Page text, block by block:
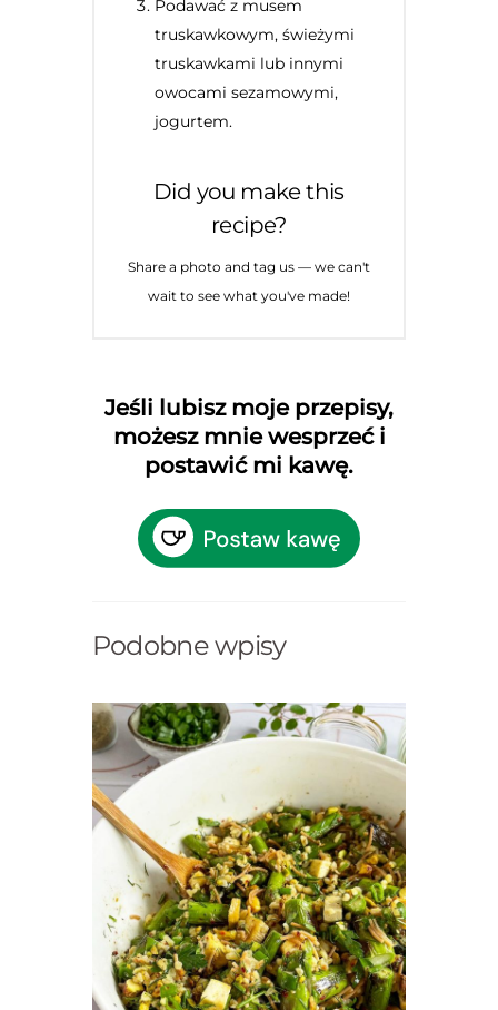
Podawać z musem
truskawkowym, świeżymi
truskawkami lub innymi
owocami sezamowymi,
jogurtem.
Did you make this
recipe?
Share a photo and tag us — we can't
wait to see what you've made!
Jeśli lubisz moje przepisy,
możesz mnie wesprzeć i
postawić mi kawę.
Podobne wpisy